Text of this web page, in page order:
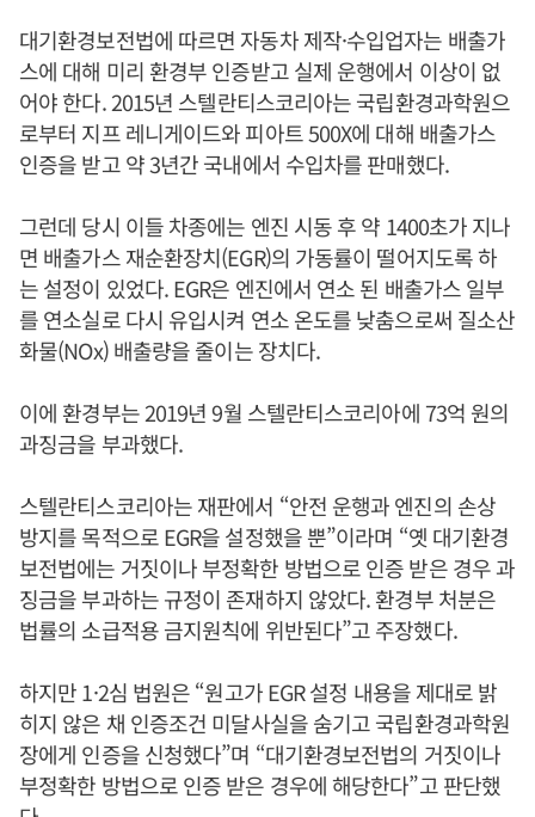
대기환경보전법에 따르면 자동차 제작·수입업자는 배출가
스에 대해 미리 환경부 인증받고 실제 운행에서 이상이 없
어야 한다. 2015년 스텔란티스코리아는 국립환경과학원으
로부터 지프 레니게이드와 피아트 500X에 대해 배출가스
인증을 받고 약 3년간 국내에서 수입차를 판매했다.
그런데 당시 이들 차종에는 엔진 시동 후 약 1400초가 지나
면 배출가스 재순환장치(EGR)의 가동률이 떨어지도록 하
는 설정이 있었다. EGR은 엔진에서 연소 된 배출가스 일부
를 연소실로 다시 유입시켜 연소 온도를 낮춤으로써 질소산
화물(NOx) 배출량을 줄이는 장치다.
이에 환경부는 2019년 9월 스텔란티스코리아에 73억 원의
과징금을 부과했다.
스텔란티스코리아는 재판에서 “안전 운행과 엔진의 손상
방지를 목적으로 EGR을 설정했을 뿐”이라며 “옛 대기환경
보전법에는 거짓이나 부정확한 방법으로 인증 받은 경우 과
징금을 부과하는 규정이 존재하지 않았다. 환경부 처분은
법률의 소급적용 금지원칙에 위반된다”고 주장했다.
하지만 1·2심 법원은 “원고가 EGR 설정 내용을 제대로 밝
히지 않은 채 인증조건 미달사실을 숨기고 국립환경과학원
장에게 인증을 신청했다”며 “대기환경보전법의 거짓이나
부정확한 방법으로 인증 받은 경우에 해당한다”고 판단했